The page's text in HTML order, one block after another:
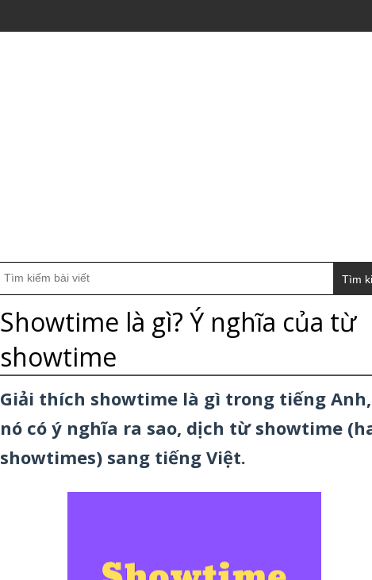
Tìm
Showtime là gì? Ý nghĩa của từ
showtime
Giải thích showtime là gì trong tiếng Anh,
nó có ý nghĩa ra sao, dịch từ showtime
showtimes) sang tiếng Việt.